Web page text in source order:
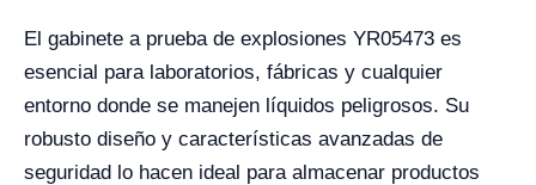
El gabinete a prueba de explosiones YR05473 es
esencial para laboratorios, fábricas y cualquier
entorno donde se manejen líquidos peligrosos. Su
robusto diseño y características avanzadas de
seguridad lo hacen ideal para almacenar productos